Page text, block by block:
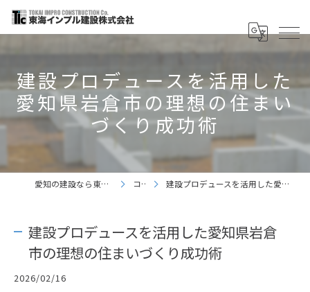
建設プロデュースを活用した
愛知県岩倉市の理想の住まい
づくり成功術
愛知の建設なら東海インプル建設株式会社 コラム 建設プロデュースを活用した愛知県岩倉市の理想の住まいづくり成功術
建設プロデュースを活用した愛知県岩倉
市の理想の住まいづくり成功術
2026/02/16